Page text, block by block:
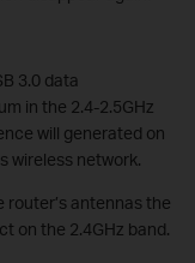
3.0 data
in the 2.4-2.5GHz
will generated on
wireless network.
router’s antennas the
on the 2.4GHz band.